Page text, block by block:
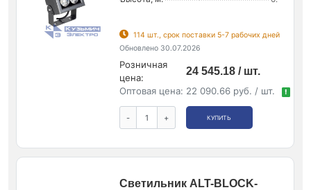
114 шт., срок поставки 5-7 рабочих дней
Обновлено 30.07.2026
Розничная
цена:
24 545.18 / шт.
Оптовая цена: 22 090.66 руб. / шт. !
- + КУПИТЬ
Светильник ALT-BLOCK-